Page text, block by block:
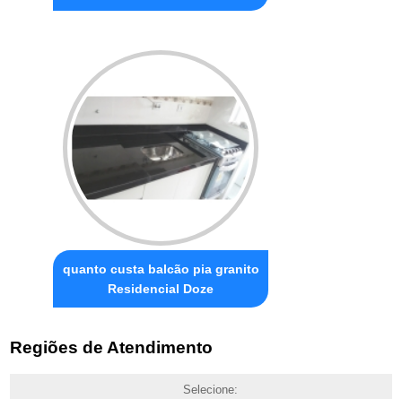
quanto custa balcão pia granito
Residencial Doze
Regiões de Atendimento
Selecione: